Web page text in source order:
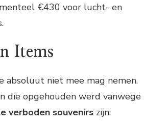
€430 voor lucht- en
Items
absoluut niet mee mag nemen.
die opgehouden werd vanwege
verboden souvenirs zijn: